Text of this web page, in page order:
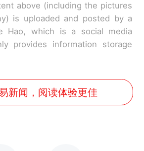
above (including the pictures
is uploaded and posted by a
Hao, which is a social media
provides information storage
新闻，阅读体验更佳